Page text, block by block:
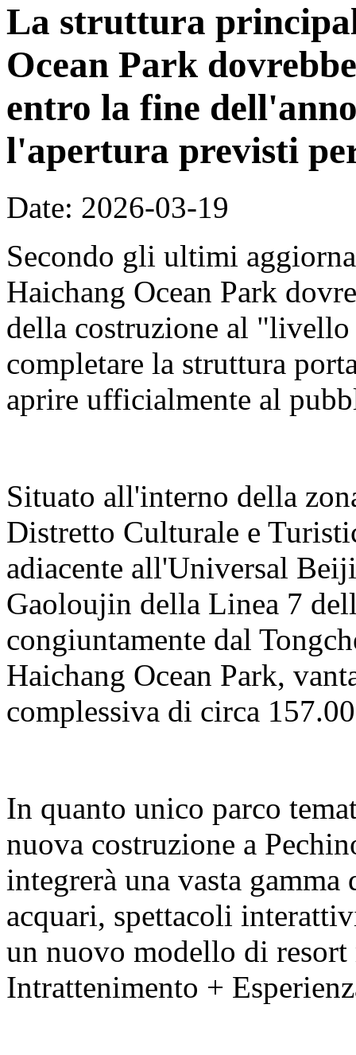
La struttura
Ocean Park
entro la fine
l'apertura previsti
Date: 2026-03-19
Secondo gli ultimi
Haichang Ocean Park
della costruzione al "livello
completare la struttura
aprire ufficialmente al
Situato all'interno della
Distretto Culturale e
adiacente all'Universal
Gaoloujin della Linea 7
congiuntamente dal
Haichang Ocean Park,
complessiva di circa
In quanto unico parco
nuova costruzione a
integrerà una vasta
acquari, spettacoli
un nuovo modello di
Intrattenimento +